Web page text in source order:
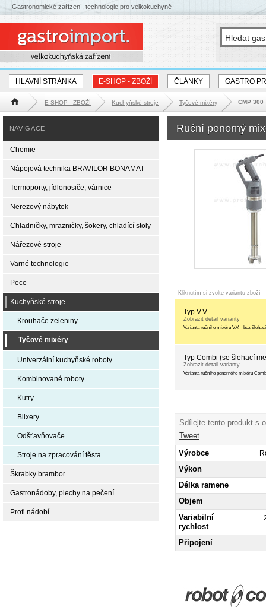
HLAVNÍ STRÁNKA E-SHOP - ZBOŽÍ ČLÁNKY GASTRO
Hlavní stránka E-SHOP - ZBOŽÍ Kuchyňské stroje Tyčové mixéry CMP 300
Ruční ponorný
Kliknutím si zvolte variantu zboží
Typ V.V.
Zobrazit detail varianty
Varianta ručního mixéru V.V. - bez
Typ Combi (se šlehací
Zobrazit detail varianty
Varianta ručního ponorného mixéru
Sdílejte tento produkt s
Tweet
Výrobce
Výkon
Délka ramene
Objem
Variabilní
rychlost
Připojení
NAVIGACE
Chemie
Nápojová technika BRAVILOR BONAMAT
Termoporty, jídlonosiče, várnice
Nerezový nábytek
Chladničky, mrazničky, šokery, chladící stoly
Nářezové stroje
Varné technologie
Pece
Kuchyňské stroje
Krouhače zeleniny
Tyčové mixéry
Univerzální kuchyňské roboty
Kombinované roboty
Kutry
Blixery
Odšťavňovače
Stroje na zpracování těsta
Škrabky brambor
Gastronádoby, plechy na pečení
Profi nádobí
Gastronomické zařízení, technologie pro velkokuchyně